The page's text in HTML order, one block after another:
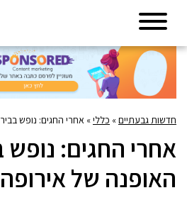
חדשות גבעתיים» כללי» אחרי החגים: נופש
אחרי החגים: נופש
האופנה של אירופה